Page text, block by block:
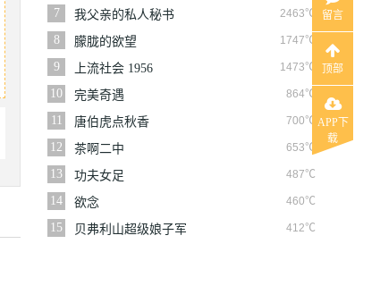
7
2463℃
我父亲的私人秘书
8
1747℃
朦胧的欲望
9
1473℃
上流社会 1956
10
864℃
完美奇遇
11
700℃
唐伯虎点秋香
12
653℃
茶啊二中
13
487℃
功夫女足
14
460℃
欲念
15
412℃
贝弗利山超级娘子军
留言
顶部
APP下
载